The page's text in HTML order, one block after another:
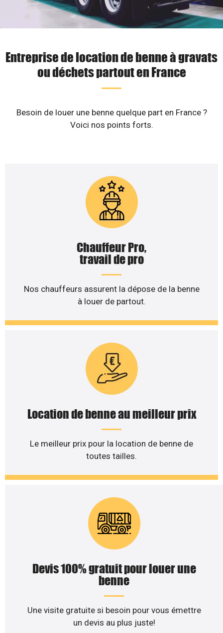
Entreprise de location de benne à gravats
ou déchets partout en France
Besoin de louer une benne quelque part en France ?
Voici nos points forts.
Chauffeur Pro,
travail de pro
Nos chauffeurs assurent la dépose de la benne
à louer de partout.
Location de benne au meilleur prix
Le meilleur prix pour la location de benne de
toutes tailles.
Devis 100% gratuit pour louer une
benne
Une visite gratuite si besoin pour vous émettre
un devis au plus juste!